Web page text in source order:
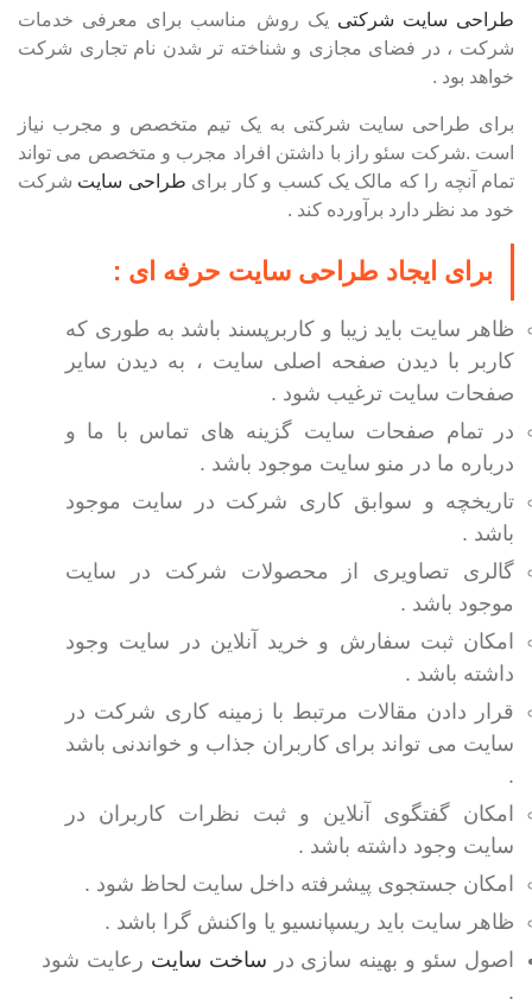
طراحی سایت شرکتی یک روش مناسب برای معرفی خدمات
شرکت ، در فضای مجازی و شناخته تر شدن نام تجاری شرکت
خواهد بود .
برای طراحی سایت شرکتی به یک تیم متخصص و مجرب نیاز
است .شرکت سئو راز با داشتن افراد مجرب و متخصص می تواند
تمام آنچه را که مالک یک کسب و کار برای طراحی سایت شرکت
خود مد نظر دارد برآورده کند .
برای ایجاد طراحی سایت حرفه ای :
ظاهر سایت باید زیبا و کاربرپسند باشد به طوری که
کاربر با دیدن صفحه اصلی سایت ، به دیدن سایر
صفحات سایت ترغیب شود .
در تمام صفحات سایت گزینه های تماس با ما و
درباره ما در منو سایت موجود باشد .
تاریخچه و سوابق کاری شرکت در سایت موجود
باشد .
گالری تصاویری از محصولات شرکت در سایت
موجود باشد .
امکان ثبت سفارش و خرید آنلاین در سایت وجود
داشته باشد .
قرار دادن مقالات مرتبط با زمینه کاری شرکت در
سایت می تواند برای کاربران جذاب و خواندنی باشد
.
امکان گفتگوی آنلاین و ثبت نظرات کاربران در
سایت وجود داشته باشد .
امکان جستجوی پیشرفته داخل سایت لحاظ شود .
ظاهر سایت باید ریسپانسیو یا واکنش گرا باشد .
اصول سئو و بهینه سازی در ساخت سایت رعایت شود
.